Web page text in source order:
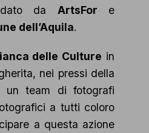
da ArtsFor e
dell’Aquila.
delle Culture in
nei pressi della
un team di fotografi
a tutti coloro
a questa azione